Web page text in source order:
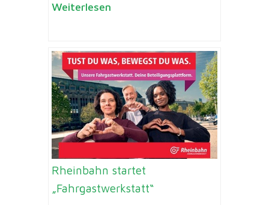
Weiterlesen
Rheinbahn startet
„Fahrgastwerkstatt“